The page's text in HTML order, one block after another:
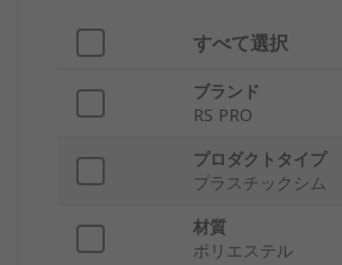
すべて選択
ブランド
RS PRO
プロダクトタイプ
プラスチックシム
材質
ポリエステル